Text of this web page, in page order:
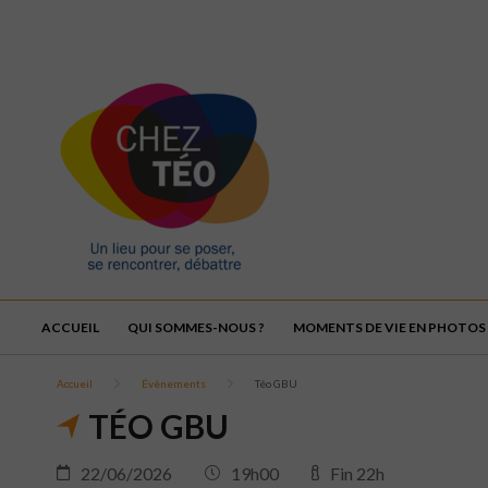
ACCUEIL QUI SOMMES-NOUS ? MOMENTS DE VIE EN PHOTOS
Accueil Évènements Téo GBU
TÉO GBU
22/06/2026 19h00
Fin 22h